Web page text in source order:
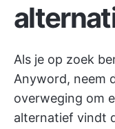
Als je op zoek
Anyword, neem
overweging om
alternatief vindt